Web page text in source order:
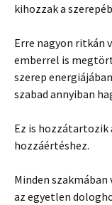
kihozzak a
Erre nagyon ritkán
emberrel is
szerep
szabad annyiban
Ez is hozzátartozik
hozzáértéshez.
Minden
az egyetlen